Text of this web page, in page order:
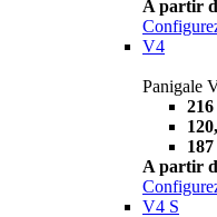
A partir
V4
Panigale
A partir
V4 S